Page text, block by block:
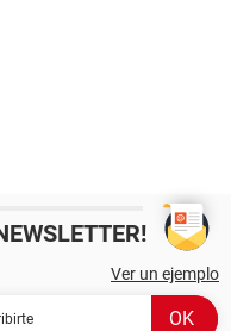
Ver un ejemplo